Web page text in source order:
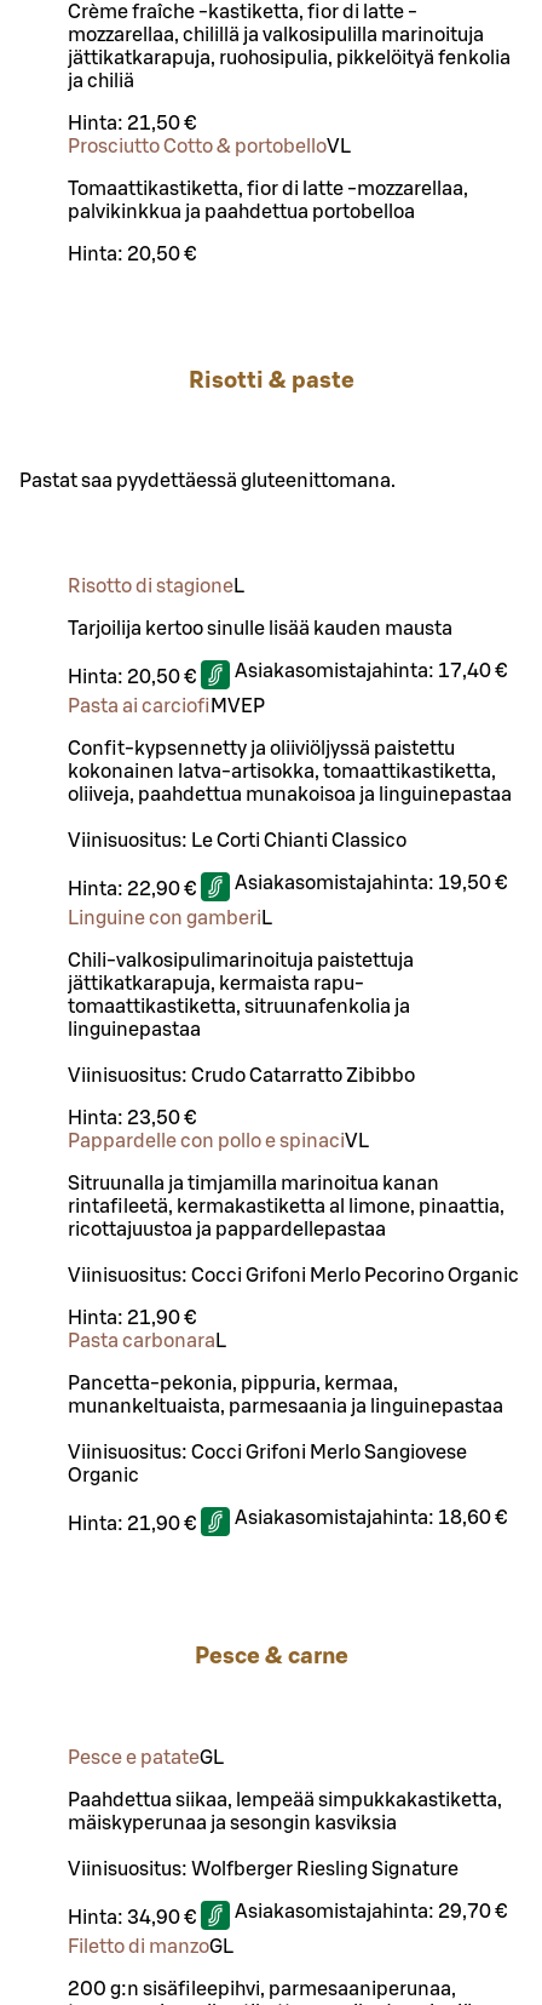
Crème fraîche -kastiketta, fior di latte -
mozzarellaa, chilillä ja valkosipulilla marinoituja
jättikatkarapuja, ruohosipulia, pikkelöityä fenkolia
ja chiliä
Hinta: 21,50 €
Prosciutto Cotto & portobelloVL
Tomaattikastiketta, fior di latte -mozzarellaa,
palvikinkkua ja paahdettua portobelloa
Hinta: 20,50 €
Risotti & paste
Pastat saa pyydettäessä gluteenittomana.
Risotto di stagioneL
Tarjoilija kertoo sinulle lisää kauden mausta
Hinta: 20,50 € Asiakasomistajahinta: 17,40 €
Pasta ai carciofi MVEP
Confit-kypsennetty ja oliiviöljyssä paistettu
kokonainen latva-artisokka, tomaattikastiketta,
oliiveja, paahdettua munakoisoa ja linguinepastaa
Viinisuositus: Le Corti Chianti Classico
Hinta: 22,90 € Asiakasomistajahinta: 19,50 €
Linguine con gamberi L
Chili-valkosipulimarinoituja paistettuja
jättikatkarapuja, kermaista rapu-
tomaattikastiketta, sitruunafenkolia ja
linguinepastaa
Viinisuositus: Crudo Catarratto Zibibbo
Hinta: 23,50 €
Pappardelle con pollo e spinaciVL
Sitruunalla ja timjamilla marinoitua kanan
rintafileetä, kermakastiketta al limone, pinaattia,
ricottajuustoa ja pappardellepastaa
Viinisuositus: Cocci Grifoni Merlo Pecorino Organic
Hinta: 21,90 €
Pasta carbonara L
Pancetta-pekonia, pippuria, kermaa,
munankeltuaista, parmesaania ja linguinepastaa
Viinisuositus: Cocci Grifoni Merlo Sangiovese
Organic
Hinta: 21,90 € Asiakasomistajahinta: 18,60 €
Pesce & carne
Pesce e patateGL
Paahdettua siikaa, lempeää simpukkakastiketta,
mäiskyperunaa ja sesongin kasviksia
Viinisuositus: Wolfberger Riesling Signature
Hinta: 34,90 € Asiakasomistajahinta: 29,70 €
Filetto di manzoGL
200 g:n sisäfileepihvi, parmesaaniperunaa,